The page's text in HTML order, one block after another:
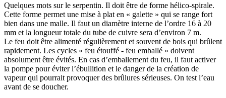
Quelques mots sur le serpentin. Il doit être de forme hélico-spirale.
Cette forme permet une mise à plat en « galette » qui se range fort
bien dans une malle. Il faut un diamètre interne de l’ordre 16 à 20
mm et la longueur totale du tube de cuivre sera d’environ 7 m.
Le feu doit être alimenté régulièrement et souvent de bois qui brûlent
rapidement. Les cycles « feu étouffé - feu emballé » doivent
absolument être évités. En cas d’emballement du feu, il faut activer
la pompe pour éviter l’ébullition et le danger de la création de
vapeur qui pourrait provoquer des brûlures sérieuses. On test l’eau
avant de se doucher.